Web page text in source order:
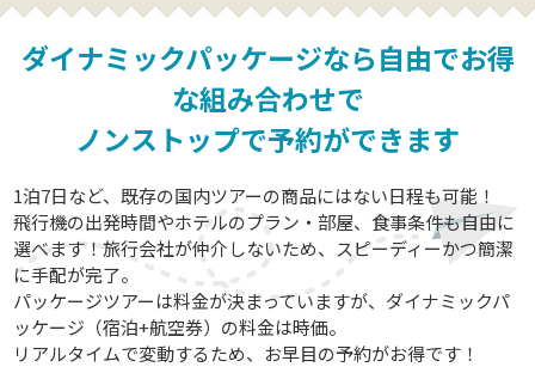
ダイナミックパッケージなら自由でお得
な組み合わせで
ノンストップで予約ができます
1泊7日など、既存の国内ツアーの商品にはない日程も可能！
飛行機の出発時間やホテルのプラン・部屋、食事条件も自由に
選べます！旅行会社が仲介しないため、スピーディーかつ簡潔
に手配が完了。
パッケージツアーは料金が決まっていますが、ダイナミックパ
ッケージ（宿泊+航空券）の料金は時価。
リアルタイムで変動するため、お早目の予約がお得です！